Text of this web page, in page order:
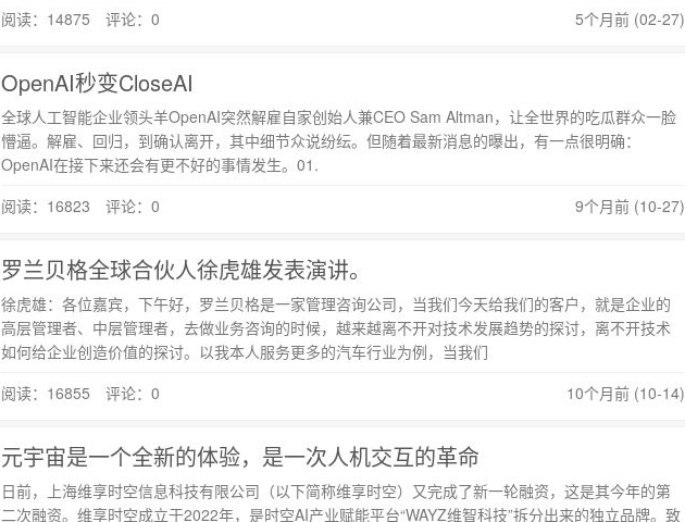
阅读：14875 评论：0
5个月前 (02-27)
OpenAI秒变CloseAI
全球人工智能企业领头羊OpenAI突然解雇自家创始人兼CEO Sam Altman，让全世界的吃瓜群众一脸
懵逼。解雇、回归，到确认离开，其中细节众说纷纭。但随着最新消息的曝出，有一点很明确：
OpenAI在接下来还会有更不好的事情发生。01.
阅读：16823 评论：0
9个月前 (10-27)
罗兰贝格全球合伙人徐虎雄发表演讲。
徐虎雄：各位嘉宾，下午好，罗兰贝格是一家管理咨询公司，当我们今天给我们的客户，就是企业的
高层管理者、中层管理者，去做业务咨询的时候，越来越离不开对技术发展趋势的探讨，离不开技术
如何给企业创造价值的探讨。以我本人服务更多的汽车行业为例，当我们
阅读：16855 评论：0
10个月前 (10-14)
元宇宙是一个全新的体验，是一次人机交互的革命
日前，上海维享时空信息科技有限公司（以下简称维享时空）又完成了新一轮融资，这是其今年的第
二次融资。维享时空成立于2022年，是时空AI产业赋能平台“WAYZ维智科技”拆分出来的独立品牌。致